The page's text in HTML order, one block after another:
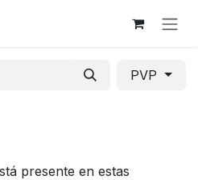
PVP
presente en estas